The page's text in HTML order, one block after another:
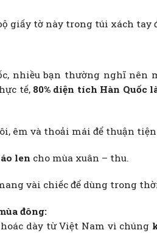
giấy tờ này trong túi xách
nhiều bạn thường nghĩ
tế, 80% diện tích Hàn Quốc
êm và thoải mái để thuận
len cho mùa xuân – thu.
vài chiếc để dùng trong
đông:
dày từ Việt Nam vì chúng